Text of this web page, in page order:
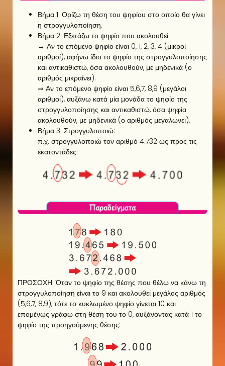
Βήμα 1: Ορίζω τη θέση του ψηφίου στο οποίο θα γίνει
η στρογγυλοποίηση.
Βήμα 2: Εξετάζω το ψηφίο που ακολουθεί:
→ Αν το επόμενο ψηφίο είναι 0, 1, 2, 3, 4 (μικροί
αριθμοί), αφήνω ίδιο το ψηφίο της στρογγυλοποίησης
και αντικαθιστώ, όσα ακολουθούν, με μηδενικά (ο
αριθμός μικραίνει).
⇒ Αν το επόμενο ψηφίο είναι 5,6,7, 8,9 (μεγάλοι
αριθμοί), αυξάνω κατά μία μονάδα το ψηφίο της
στρογγυλοποίησης και αντικαθιστώ, όσα ψηφία
ακολουθούν, με μηδενικά (ο αριθμός μεγαλώνει).
Βήμα 3: Στρογγυλοποιώ:
π.χ. στρογγυλοποιώ τον αριθμό 4.732 ως προς τις
εκατοντάδες:
ΠΡΟΣΟΧΗ! Όταν το ψηφίο της θέσης που θέλω να κάνω τη
στρογγυλοποίηση είναι το 9 και ακολουθεί μεγάλος αριθμός
(5,6,7, 8,9), τότε το κυκλωμένο ψηφίο γίνεται 10 και
επομένως γράφω στη θέση του το 0, αυξάνοντας κατά 1 το
ψηφίο της προηγούμενης θέσης: